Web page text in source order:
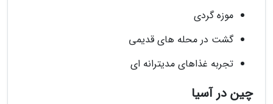
موزه گردی
گشت در محله های قدیمی
تجربه غذاهای مدیترانه ای
چین در آسیا